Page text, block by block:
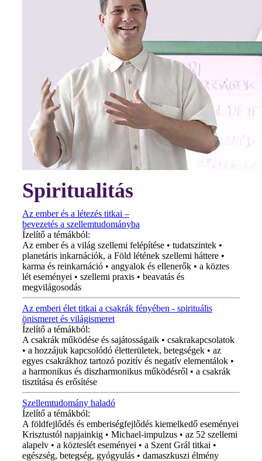
Spiritualitás
Az ember és a létezés titkai –
bevezetés a szellemtudományba
Ízelítő a témákból:
Az ember és a világ szellemi felépítése • tudatszintek •
planetáris inkarnációk, a Föld létének szellemi háttere •
karma és reinkarnáció • angyalok és ellenerők • a köztes
lét eseményei • szellemi praxis • beavatás és
megvilágosodás
Az emberi élet titkai a csakrák fényében - spirituális
önismeret és világismeret
Ízelítő a témákból:
A csakrák működése és sajátosságaik • csakrakapcsolatok
• a hozzájuk kapcsolódó életterületek, betegségek • az
egyes csakrákhoz tartozó pozitív és negatív elementálok •
a harmonikus és diszharmonikus működésről • a csakrák
tisztítása és erősítése
Szellemtudomány haladó
Ízelítő a témákból:
A földfejlődés és emberiségfejlődés kiemelkedő eseményei
Krisztustól napjainkig • Michael-impulzus • az 52 szellemi
alapelv • a közteslét eseményei • a Szent Grál titkai •
egészség, betegség, gyógyulás • damaszkuszi élmény